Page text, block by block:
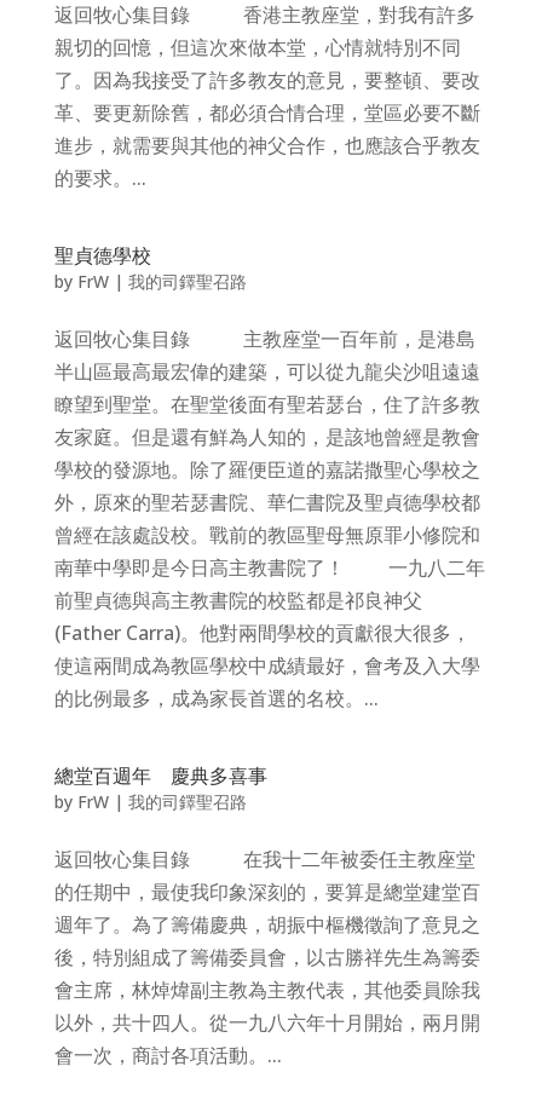
返回牧心集目錄 香港主教座堂，對我有許多
親切的回憶，但這次來做本堂，心情就特別不同
了。因為我接受了許多教友的意見，要整頓、要改
革、要更新除舊，都必須合情合理，堂區必要不斷
進步，就需要與其他的神父合作，也應該合乎教友
的要求。...
聖貞德學校
by FrW| 我的司鐸聖召路
返回牧心集目錄 主教座堂一百年前，是港島
半山區最高最宏偉的建築，可以從九龍尖沙咀遠遠
瞭望到聖堂。在聖堂後面有聖若瑟台，住了許多教
友家庭。但是還有鮮為人知的，是該地曾經是教會
學校的發源地。除了羅便臣道的嘉諾撒聖心學校之
外，原來的聖若瑟書院、華仁書院及聖貞德學校都
曾經在該處設校。戰前的教區聖母無原罪小修院和
南華中學即是今日高主教書院了！ 一九八二年
前聖貞德與高主教書院的校監都是祁良神父
(Father Carra)。他對兩間學校的貢獻很大很多，
使這兩間成為教區學校中成績最好，會考及入大學
的比例最多，成為家長首選的名校。...
總堂百週年 慶典多喜事
by FrW| 我的司鐸聖召路
返回牧心集目錄 在我十二年被委任主教座堂
的任期中，最使我印象深刻的，要算是總堂建堂百
週年了。為了籌備慶典，胡振中樞機徵詢了意見之
後，特別組成了籌備委員會，以古勝祥先生為籌委
會主席，林焯煒副主教為主教代表，其他委員除我
以外，共十四人。從一九八六年十月開始，兩月開
會一次，商討各項活動。...